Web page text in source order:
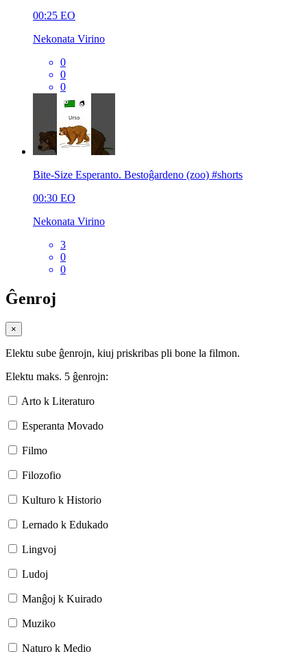
00:25 EO
Nekonata Virino
0
0
0
Bite-Size Esperanto. Bestoĝardeno (zoo) #shorts
00:30 EO
Nekonata Virino
3
0
0
Ĝenroj
×
Elektu sube ĝenrojn, kiuj priskribas pli bone la filmon.
Elektu maks. 5 ĝenrojn:
Arto k Literaturo
Esperanta Movado
Filmo
Filozofio
Kulturo k Historio
Lernado k Edukado
Lingvoj
Ludoj
Manĝoj k Kuirado
Muziko
Naturo k Medio